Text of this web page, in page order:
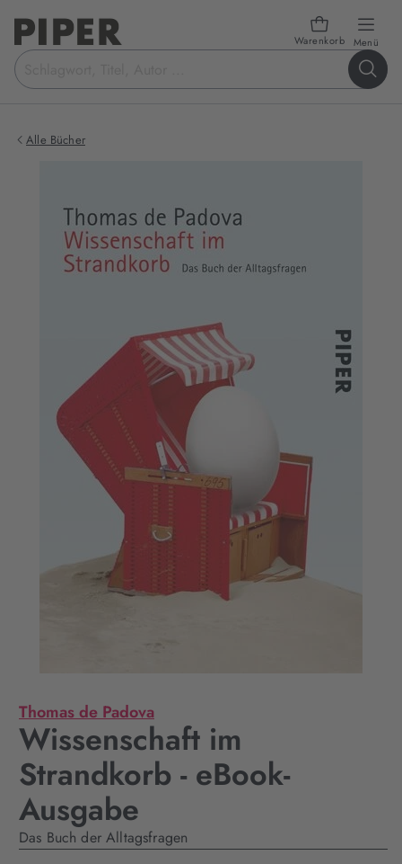
Warenkorb Menü
Suchbegriff
eingeben
Alle Bücher
Thomas de Padova
Wissenschaft im
Strandkorb - eBook-
Ausgabe
Das Buch der Alltagsfragen